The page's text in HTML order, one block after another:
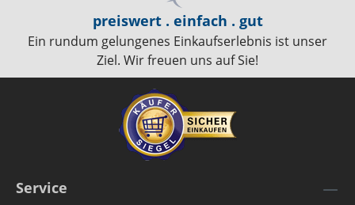
preiswert . einfach . gut
Ein rundum gelungenes Einkaufserlebnis ist unser
Ziel. Wir freuen uns auf Sie!
Service